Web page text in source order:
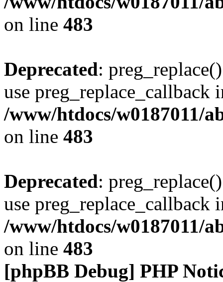
on line 483
Deprecated:
use preg_replace_callback
/www/htdocs/w0187011/
on line 483
Deprecated:
use preg_replace_callback
/www/htdocs/w0187011/
on line 483
[phpBB Debug] PHP